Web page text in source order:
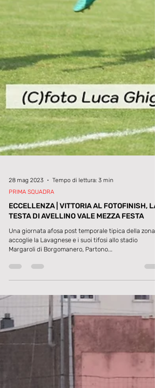
28 mag 2023
Tempo di lettura: 3 min
PRIMA SQUADRA
ECCELLENZA | VITTORIA AL FOTOFINISH, LA
TESTA DI AVELLINO VALE MEZZA FESTA
Una giornata afosa post temporale tipica della zona
accoglie la Lavagnese e i suoi tifosi allo stadio